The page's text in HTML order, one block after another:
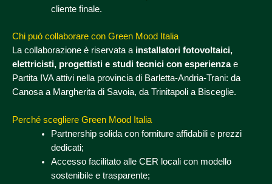
cliente finale.
Chi può collaborare con Green Mood Italia
La collaborazione è riservata a installatori fotovoltaici,
elettricisti, progettisti e studi tecnici con esperienzae
Partita IVA attivi nella provincia di Barletta-Andria-Trani: da
Canosa a Margherita di Savoia, da Trinitapoli a Bisceglie.
Perché scegliere Green Mood Italia
Partnership solida con forniture affidabili e prezzi
dedicati;
Accesso facilitato alle CER locali con modello
sostenibile e trasparente;